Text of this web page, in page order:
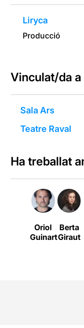
Liryca
Producció
Vinculat/da a
Sala Ars
Teatre Raval
Ha treballat
Oriol
Guinart
Berta
Giraut